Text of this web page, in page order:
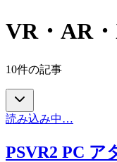
VR・AR
10件の記事
読み込み中…
PSVR2 PC ア